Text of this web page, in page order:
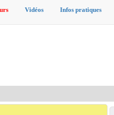
Vidéos Infos pratiques